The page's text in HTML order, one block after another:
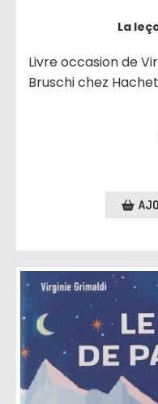
La
Livre occasion de
Bruschi chez